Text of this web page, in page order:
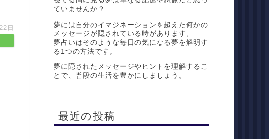
日
ていませんか？
夢には自分のイマジネーションを超えた何かの
メッセージが隠されている時があります。
夢占いはそのような毎日の気になる夢を解明す
る1つの方法です。
夢に隠されたメッセージやヒントを理解するこ
とで、普段の生活を豊かにしましょう。
最近の投稿